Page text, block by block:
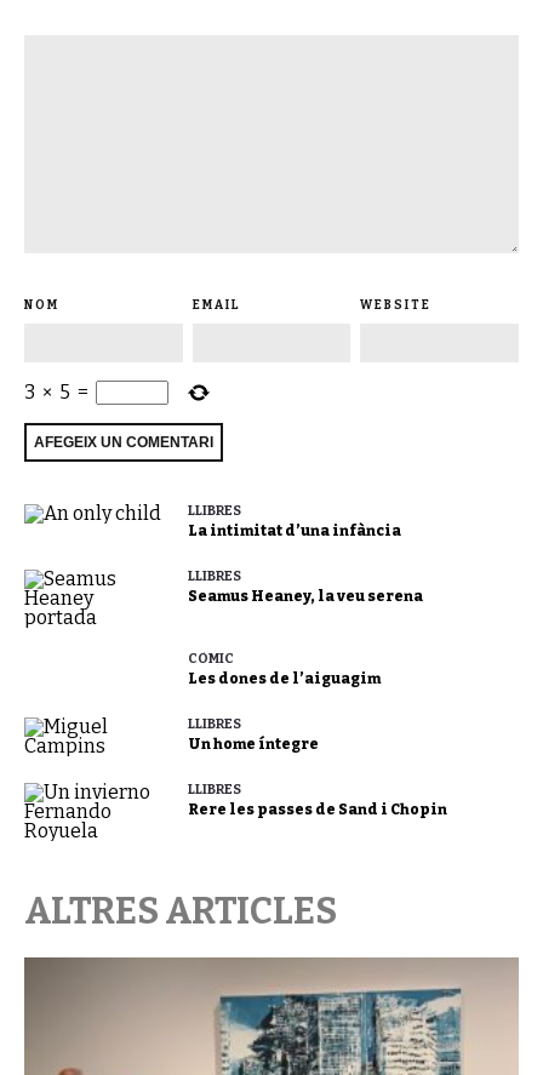
NOM EMAIL WEBSITE
3 × 5 =
LLIBRES
La intimitat d’una infància
LLIBRES
Seamus Heaney, la veu serena
CÒMIC
Les dones de l’aiguagim
LLIBRES
Un home íntegre
LLIBRES
Rere les passes de Sand i Chopin
ALTRES ARTICLES